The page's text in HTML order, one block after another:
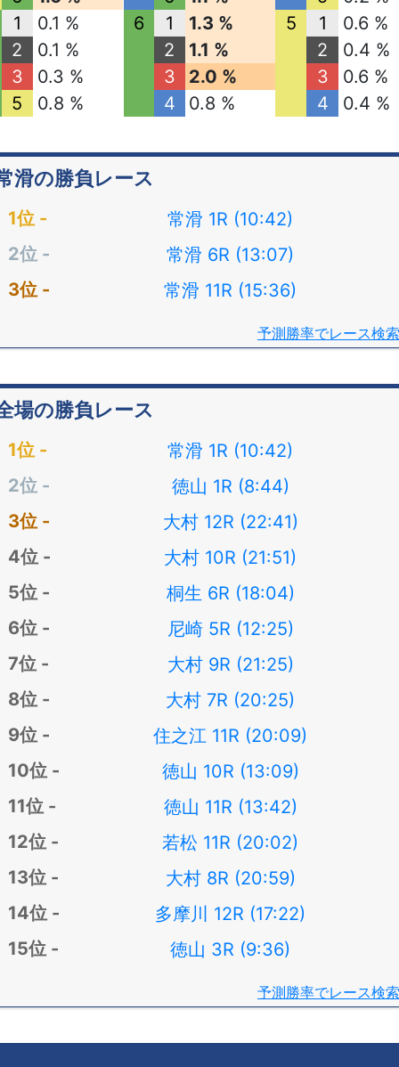
1
0.1 %
2
0.1 %
3
0.3 %
5
0.8 %
6
1
1.3 %
2
1.1 %
3
2.0 %
4
0.8 %
5
1
0.6 %
2
0.4 %
3
0.6 %
4
0.4 %
滑の勝負レース
常滑 1R (10:42)
常滑 6R (13:07)
常滑 11R (15:36)
予測勝率でレース検索
場の勝負レース
常滑 1R (10:42)
徳山 1R (8:44)
大村 12R (22:41)
大村 10R (21:51)
桐生 6R (18:04)
尼崎 5R (12:25)
大村 9R (21:25)
大村 7R (20:25)
住之江 11R (20:09)
徳山 10R (13:09)
徳山 11R (13:42)
若松 11R (20:02)
大村 8R (20:59)
多摩川 12R (17:22)
徳山 3R (9:36)
予測勝率でレース検索